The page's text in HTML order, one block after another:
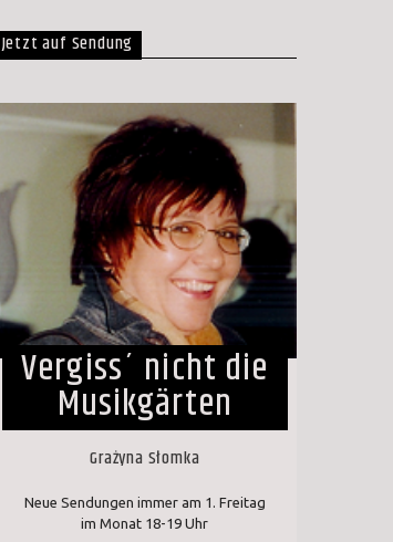
Jetzt auf Sendung
Vergiss´ nicht die
Musikgärten
Grażyna Słomka
Neue Sendungen immer am 1. Freitag
im Monat 18-19 Uhr